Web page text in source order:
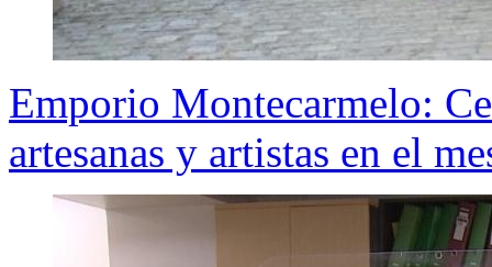
Emporio Montecarmelo:
artesanas y artistas en el